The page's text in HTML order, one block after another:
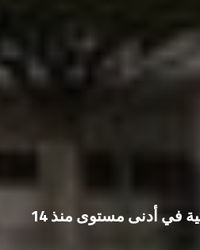
مبيعات المنازل الأميركية في أدنى مستوى منذ 14